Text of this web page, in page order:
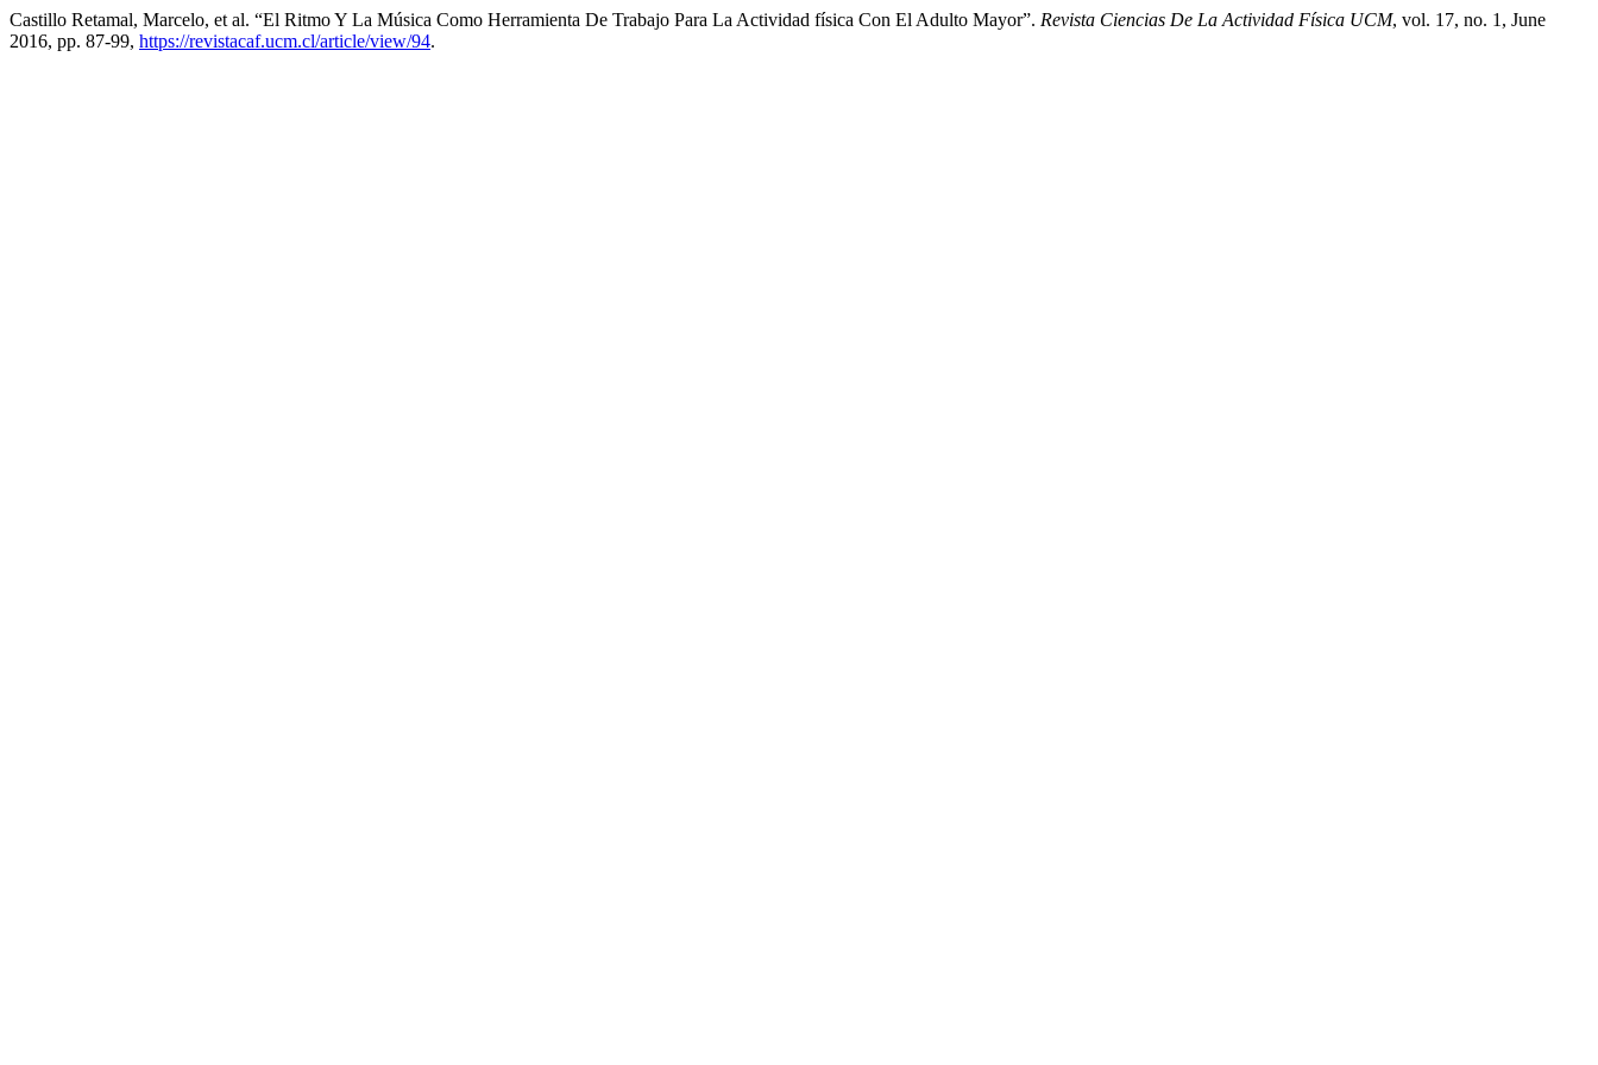
Castillo Retamal, Marcelo, et al. “El Ritmo Y La Música Como Herramienta De Trabajo Para La Actividad física Con El Adulto Mayor”. Revista Ciencias De La Actividad Física UCM, vol. 17, no. 1, June
2016, pp. 87-99, https://revistacaf.ucm.cl/article/view/94.